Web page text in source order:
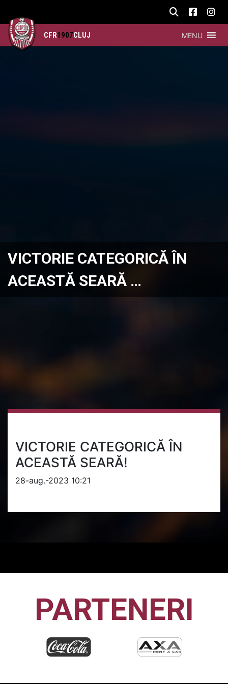
CFR1907CLUJ MENU
VICTORIE CATEGORICĂ ÎN
ACEASTĂ SEARĂ …
VICTORIE CATEGORICĂ ÎN
ACEASTĂ SEARĂ!
28-aug.-2023 10:21
PARTENERI